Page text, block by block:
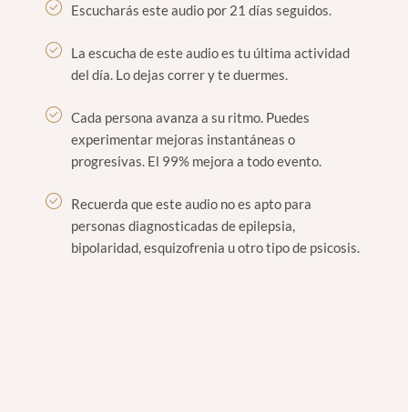
Escucharás este audio por 21 días seguidos.
La escucha de este audio es tu última actividad
del día. Lo dejas correr y te duermes.
Cada persona avanza a su ritmo. Puedes
experimentar mejoras instantáneas o
progresivas. El 99% mejora a todo evento.
Recuerda que este audio no es apto para
personas diagnosticadas de epilepsia,
bipolaridad, esquizofrenia u otro tipo de psicosis.